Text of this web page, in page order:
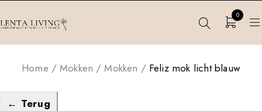
0
Home / Mokken / Mokken / Feliz mok licht blauw
← Terug